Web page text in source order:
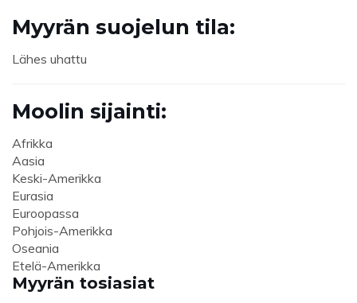
Myyrän suojelun tila:
Lähes uhattu
Moolin sijainti:
Afrikka
Aasia
Keski-Amerikka
Eurasia
Euroopassa
Pohjois-Amerikka
Oseania
Etelä-Amerikka
Myyrän tosiasiat